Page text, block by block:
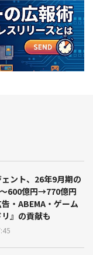
ント、26年9月期の
600億円→770億円
・ABEMA・ゲーム
』の貢献も